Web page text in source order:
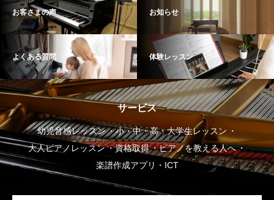
お客さまの声 お知らせ
よくある質問 体験レッスン
サービス
幼児音感レッスン
小・中・高・大学生レッスン
大人ピアノレッスン
資格取得
ピアノを教える人へ
楽譜作成アプリ・ICT